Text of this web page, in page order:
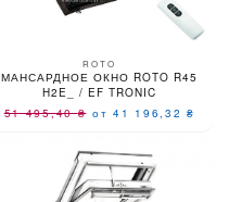
ROTO
МАНСАРДНОЕ ОКНО ROTO R45
H2E_ / EF TRONIC
51 495,40₴ от 41 196,32₴